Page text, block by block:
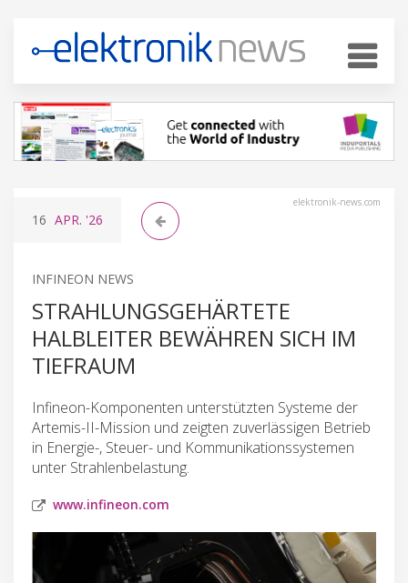
elektronik-news.com
16 APR. '26
INFINEON NEWS
STRAHLUNGSGEHÄRTETE
HALBLEITER BEWÄHREN SICH IM
TIEFRAUM
Infineon-Komponenten unterstützten Systeme der
Artemis-II-Mission und zeigten zuverlässigen Betrieb
in Energie-, Steuer- und Kommunikationssystemen
unter Strahlenbelastung.
www.infineon.com